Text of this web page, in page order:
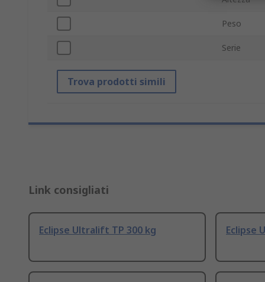
Peso
Serie
Trova prodotti simili
Link consigliati
Eclipse Ultralift TP 300 kg Eclipse